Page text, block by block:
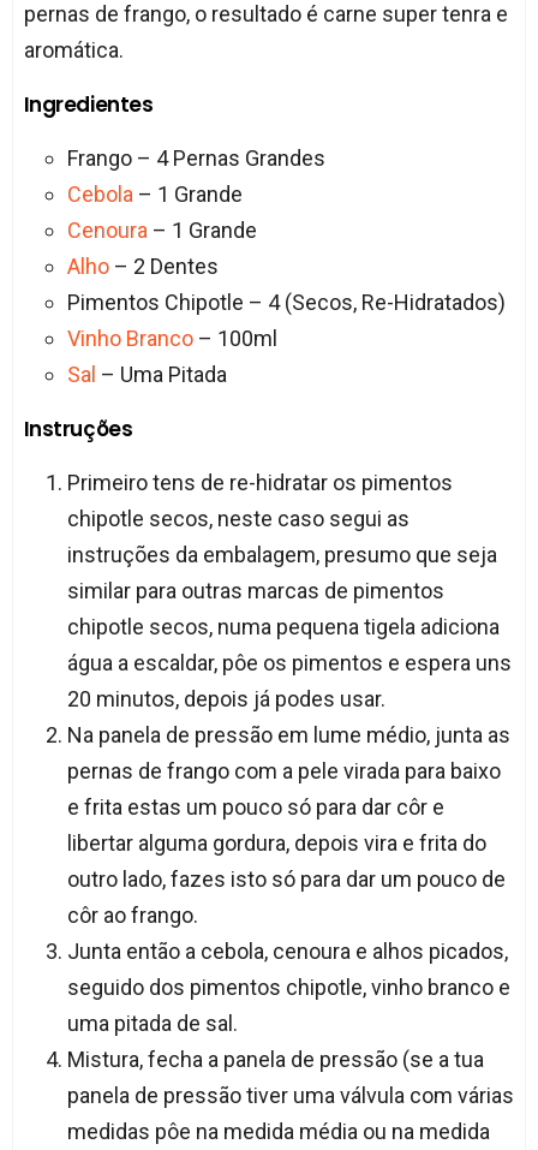
pernas de frango, o resultado é carne super tenra e
aromática.
Ingredientes
Frango – 4 Pernas Grandes
Cebola– 1 Grande
Cenoura– 1 Grande
Alho– 2 Dentes
Pimentos Chipotle – 4 (Secos, Re-Hidratados)
Vinho Branco– 100ml
Sal – Uma Pitada
Instruções
Primeiro tens de re-hidratar os pimentos
chipotle secos, neste caso segui as
instruções da embalagem, presumo que seja
similar para outras marcas de pimentos
chipotle secos, numa pequena tigela adiciona
água a escaldar, pôe os pimentos e espera uns
20 minutos, depois já podes usar.
Na panela de pressão em lume médio, junta as
pernas de frango com a pele virada para baixo
e frita estas um pouco só para dar côr e
libertar alguma gordura, depois vira e frita do
outro lado, fazes isto só para dar um pouco de
côr ao frango.
Junta então a cebola, cenoura e alhos picados,
seguido dos pimentos chipotle, vinho branco e
uma pitada de sal.
Mistura, fecha a panela de pressão (se a tua
panela de pressão tiver uma válvula com várias
medidas pôe na medida média ou na medida